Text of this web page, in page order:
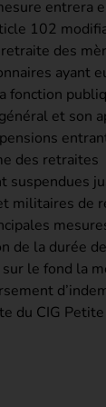
entrera
102
des
ayant
fonction
et son
des retraites
suspendues
militaires de
de la durée
le fond la
du CIG